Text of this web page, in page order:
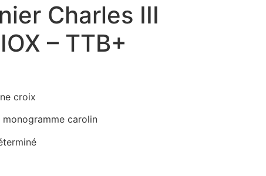
Charles III
– TTB+
croix
monogramme carolin